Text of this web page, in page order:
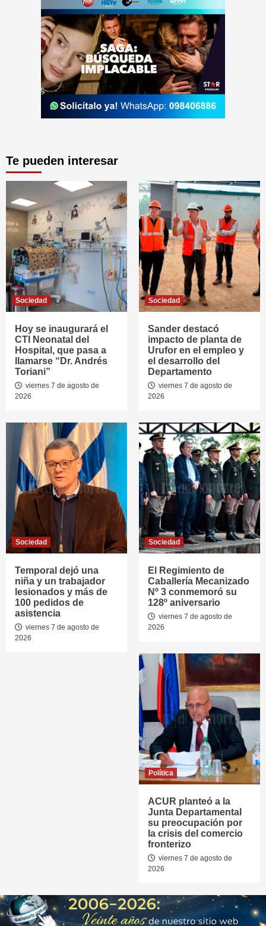
Te pueden interesar
Sociedad
Hoy se inaugurará el
CTI Neonatal del
Hospital, que pasa a
llamarse “Dr. Andrés
Toriani”
viernes 7 de agosto de
2026
Sociedad
Sander destacó
impacto de planta de
Urufor en el empleo y
el desarrollo del
Departamento
viernes 7 de agosto de
2026
Sociedad
Temporal dejó una
niña y un trabajador
lesionados y más de
100 pedidos de
asistencia
viernes 7 de agosto de
2026
Sociedad
El Regimiento de
Caballería Mecanizado
Nº 3 conmemoró su
128º aniversario
viernes 7 de agosto de
2026
Política
ACUR planteó a la
Junta Departamental
su preocupación por
la crisis del comercio
fronterizo
viernes 7 de agosto de
2026